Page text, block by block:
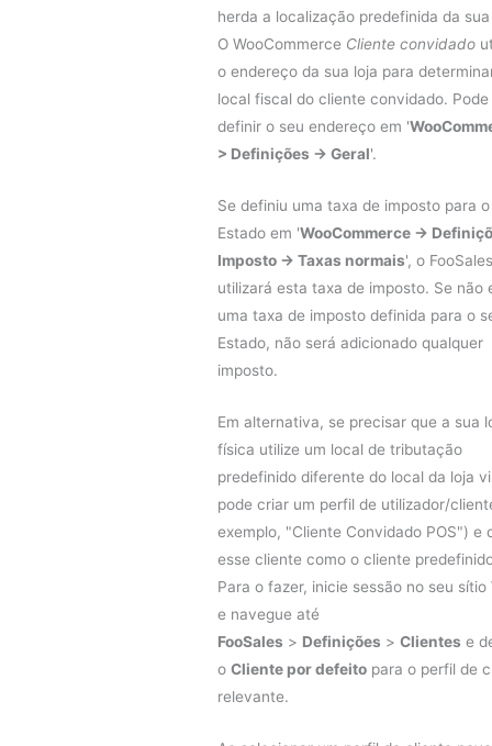
herda a localização predefinida da
O WooCommerce Cliente convidado
o endereço da sua loja para
local fiscal do cliente convidado. Pode
definir o seu endereço em '
> Definições -> Geral'.
Se definiu uma taxa de imposto para
Estado em 'WooCommerce ->
Imposto -> Taxas normais', o FooSales
utilizará esta taxa de imposto. Se não
uma taxa de imposto definida para o
Estado, não será adicionado qualquer
imposto.
Em alternativa, se precisar que a sua
física utilize um local de tributação
predefinido diferente do local da loja
pode criar um perfil de utilizador/
exemplo, "Cliente Convidado POS") e
esse cliente como o cliente
Para o fazer, inicie sessão no seu sítio
e navegue até
FooSales > Definições > Clientes e
o Cliente por defeito para o perfil de
relevante.